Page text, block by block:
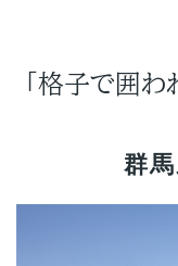
「格子で囲
群